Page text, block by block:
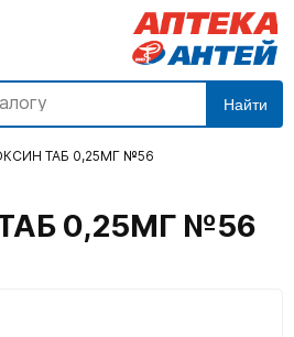
Найти
ТАБ 0,25МГ №56
0,25МГ №56